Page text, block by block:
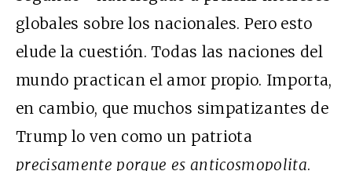
globales sobre los nacionales. Pero esto
elude la cuestión. Todas las naciones del
mundo practican el amor propio. Importa,
en cambio, que muchos simpatizantes de
Trump lo ven como un patriota
precisamente porque es anticosmopolita.